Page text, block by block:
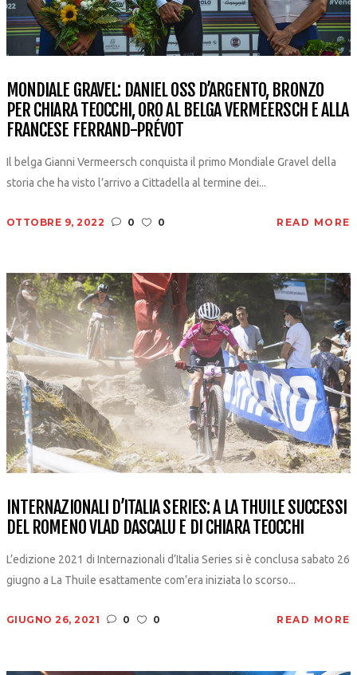
MONDIALE GRAVEL: DANIEL OSS D’ARGENTO, BRONZO
PER CHIARA TEOCCHI, ORO AL BELGA VERMEERSCH E ALLA
FRANCESE FERRAND-PRÉVOT
Il belga Gianni Vermeersch conquista il primo Mondiale Gravel della
storia che ha visto l’arrivo a Cittadella al termine dei...
OTTOBRE 9, 2022 0 0 READ MORE
INTERNAZIONALI D’ITALIA SERIES: A LA THUILE SUCCESSI
DEL ROMENO VLAD DASCALU E DI CHIARA TEOCCHI
L’edizione 2021 di Internazionali d’Italia Series si è conclusa sabato 26
giugno a La Thuile esattamente com’era iniziata lo scorso...
GIUGNO 26, 2021 0 0 READ MORE